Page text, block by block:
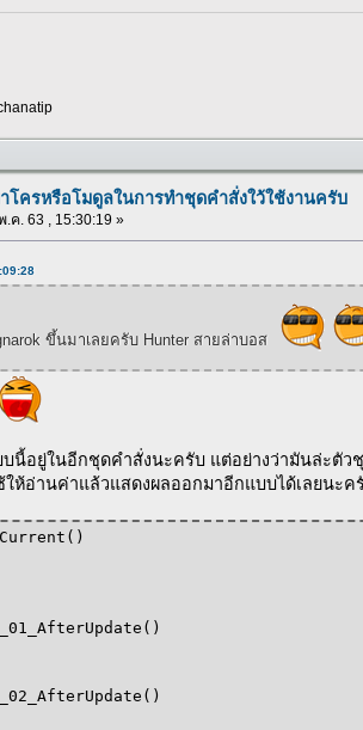
โครหรือโมดูลในการทำชุดคำสั่งใว้ใช้งานครับ
.ค. 63 , 15:30:19 »
ขึ้นมาเลยครับ Hunter สายล่าบอส
นี้อยู่ในอีกชุดคำสั่งนะครับ แต่อย่างว่ามันล่ะตัวชุ
ให้อ่านค่าแล้วแสดงผลออกมาอีกแบบได้เลยนะ